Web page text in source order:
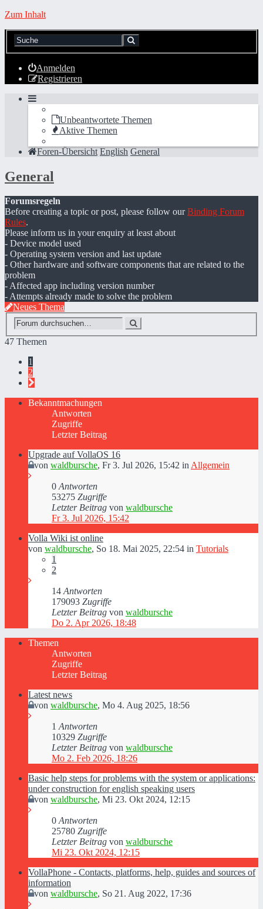
Zum Inhalt
Anmelden
Registrieren
Unbeantwortete Themen
Aktive Themen
Foren-Übersicht English General
General
Forumsregeln
Before creating a topic or post, please follow ourBinding Forum
Rules.
Please inform us in your enquiry at least about
- Device model used
- Operating system version and last update
- Other hardware and software components that are related to the
problem
- Affected app including version number
- Attempts already made to solve the problem
Neues Thema
47 Themen
1
2
Bekanntmachungen
Antworten
Zugriffe
Letzter Beitrag
Upgrade auf VollaOS 16
von waldbursche, Fr 3. Jul 2026, 15:42 in Allgemein
0 Antworten
53275 Zugriffe
Letzter Beitrag von waldbursche
Fr 3. Jul 2026, 15:42
Volla Wiki ist online
von waldbursche, So 18. Mai 2025, 22:54 in Tutorials
1
2
14 Antworten
179093 Zugriffe
Letzter Beitrag von waldbursche
Do 2. Apr 2026, 18:48
Themen
Antworten
Zugriffe
Letzter Beitrag
Latest news
von waldbursche, Mo 4. Aug 2025, 18:56
1 Antworten
10329 Zugriffe
Letzter Beitrag von waldbursche
Mo 2. Feb 2026, 18:26
Basic help steps for problems with the system or applications:
under construction for english speaking users
von waldbursche, Mi 23. Okt 2024, 12:15
0 Antworten
25780 Zugriffe
Letzter Beitrag von waldbursche
Mi 23. Okt 2024, 12:15
VollaPhone - Contacts, platforms, help, guides and sources of
information
von waldbursche, So 21. Aug 2022, 17:36